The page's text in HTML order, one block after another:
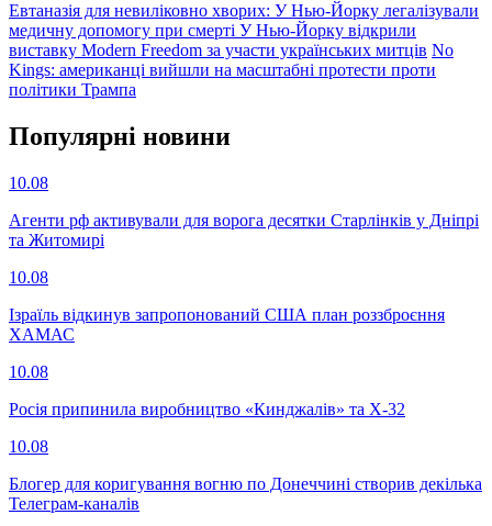
Евтаназія для невиліковно хворих: У Нью-Йорку легалізували
медичну допомогу при смерті У Нью-Йорку відкрили
виставку Modern Freedom за участи українських митців No
Kings: американці вийшли на масштабні протести проти
політики Трампа
Популярнi новини
10.08
Агенти рф активували для ворога десятки Старлінків у Дніпрі
та Житомирі
10.08
Ізраїль відкинув запропонований США план роззброєння
ХАМАС
10.08
Росія припинила виробництво «Кинджалів» та Х-32
10.08
Блогер для коригування вогню по Донеччині створив декілька
Телеграм-каналів